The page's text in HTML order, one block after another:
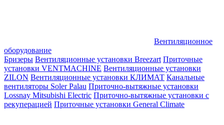
Вентиляционное
оборудование
Бризеры Вентиляционные установки Breezart Приточные
установки VENTMACHINE Вентиляционные установки
ZILON Вентиляционные установки КЛИМАТ Канальные
вентиляторы Soler Palau Приточно-вытяжные установки
Lossnay Mitsubishi Electric Приточно-вытяжные установки с
рекуперацией Приточные установки General Climate